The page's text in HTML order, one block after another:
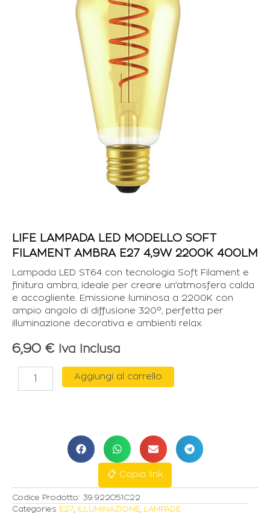
LIFE LAMPADA LED MODELLO SOFT
FILAMENT AMBRA E27 4,9W 2200K 400LM
Lampada LED ST64 con tecnologia Soft Filament e
finitura ambra, ideale per creare un’atmosfera calda
e accogliente. Emissione luminosa a 2200K con
ampio angolo di diffusione 320°, perfetta per
illuminazione decorativa e ambienti relax.
6,90 € Iva Inclusa
LAMPADA
400LM
quantità
Aggiungi al carrello
📋 Copia link
Codice Prodotto: 39.922051C22
Categories E27 ILLUMINAZIONE LAMPADE